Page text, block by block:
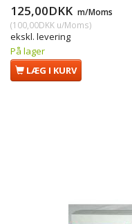
125,00DKK m/Moms
(100,00DKK u/Moms)
ekskl. levering
På lager
LÆG I KURV